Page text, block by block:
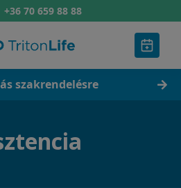
+36 70 659 88 88
szakrendelésre